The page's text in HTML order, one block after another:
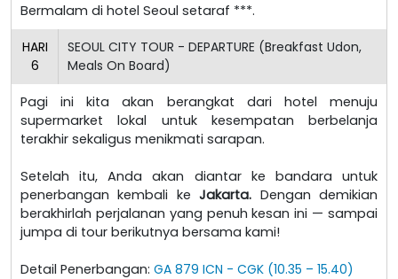
Bermalam di hotel Seoul setaraf ***.
HARI
6
SEOUL CITY TOUR - DEPARTURE (Breakfast Udon,
Meals On Board)
Pagi ini kita akan berangkat dari hotel menuju
supermarket lokal untuk kesempatan berbelanja
terakhir sekaligus menikmati sarapan.
Setelah itu, Anda akan diantar ke bandara untuk
penerbangan kembali ke Jakarta. Dengan demikian
berakhirlah perjalanan yang penuh kesan ini — sampai
jumpa di tour berikutnya bersama kami!
Detail Penerbangan: GA 879 ICN - CGK (10.35 – 15.40)